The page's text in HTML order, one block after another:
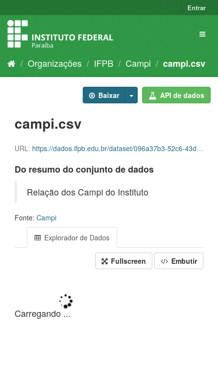
Entrar
Organizações IFPB Campi campi.csv
Baixar API de dados
campi.csv
URL: https://dados.ifpb.edu.br/dataset/096a37b3-52c6-43d6-9ec3-6de5b73b51a0/resource/77679e8c-f885-4b62-bf33-df7cc55b2bb9/download/campi.csv
Do resumo do conjunto de dados
Relação dos Campi do Instituto
Fonte: Campi
Explorador de Dados
Fullscreen Embutir